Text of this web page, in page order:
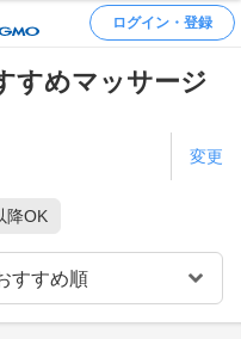
ログイン・登録
すめマッサージ
変更
降OK